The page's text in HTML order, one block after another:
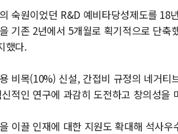
숙원이었던 R&D 예비타당성제도를 18
기존 2년에서 5개월로 획기적으로 단
했다.
비목(10%) 신설, 간접비 규정의 네거
적인 연구에 과감히 도전하고 창의성을
이끌 인재에 대한 지원도 확대해 석사